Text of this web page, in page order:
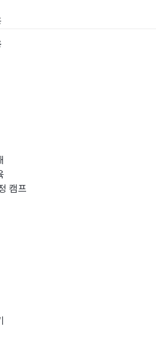
캠프
금융투자
상품_공시_20241007